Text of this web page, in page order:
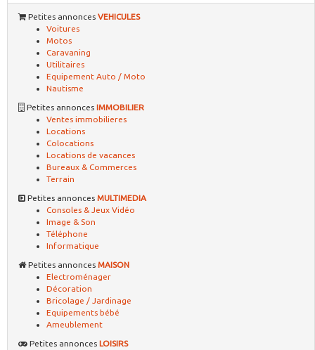
Petites annonces VEHICULES
Voitures
Motos
Caravaning
Utilitaires
Equipement Auto / Moto
Nautisme
Petites annonces IMMOBILIER
Ventes immobilieres
Locations
Colocations
Locations de vacances
Bureaux & Commerces
Terrain
Petites annonces MULTIMEDIA
Consoles & Jeux Vidéo
Image & Son
Téléphone
Informatique
Petites annonces MAISON
Electroménager
Décoration
Bricolage / Jardinage
Equipements bébé
Ameublement
Petites annonces LOISIRS